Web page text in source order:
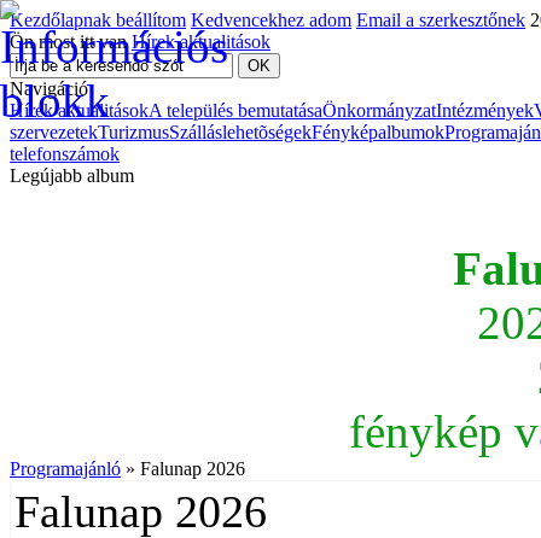
Kezdőlapnak beállítom Kedvencekhez adom Email a szerkesztőnek
Ön most itt van Hírek aktualitások
Navigáció
Hírek aktualitásokA település bemutatásaÖnkormányzatIntézmények
szervezetekTurizmusSzálláslehetõségekFényképalbumok
telefonszámok
Legújabb album
fénykép
Programajánló » Falunap 2026
Falunap 2026